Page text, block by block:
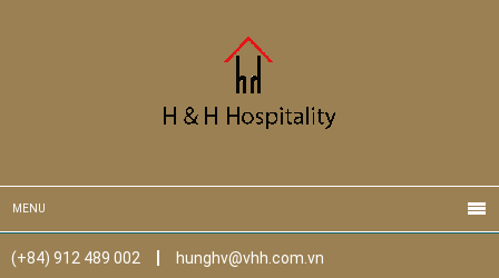
MENU
(+84) 912 489 002
hunghv@vhh.com.vn